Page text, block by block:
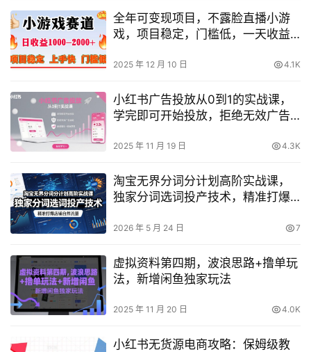
全年可变现项目，不露脸直播小游
戏，项目稳定，门槛低，一天收益
2025 年 12 月 10 日 4.1K
小红书广告投放从0到1的实战课，
学完即可开始投放，拒绝无效广告
2025 年 11 月 19 日 4.3K
淘宝无界分词分计划高阶实战课，
独家分词选词投产技术，精准打爆
2026 年 5 月 24 日 7
虚拟资料第四期，波浪思路+撸单玩
法，新增闲鱼独家玩法
2025 年 11 月 20 日 4.0K
小红书无货源电商攻略：保姆级教